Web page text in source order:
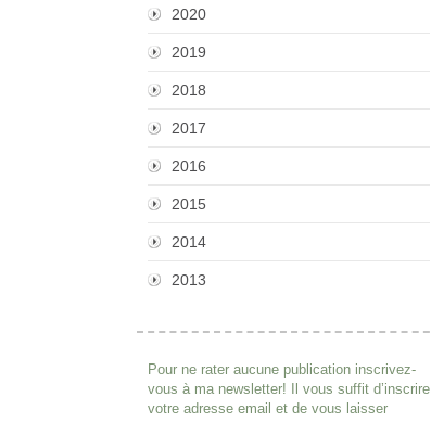
2020
2019
2018
2017
2016
2015
2014
2013
Pour ne rater aucune publication inscrivez-
vous à ma newsletter! Il vous suffit d’inscrire
votre adresse email et de vous laisser